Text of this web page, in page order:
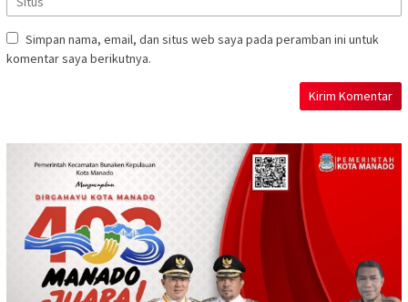
Simpan nama, email, dan situs web saya pada peramban ini untuk
komentar saya berikutnya.